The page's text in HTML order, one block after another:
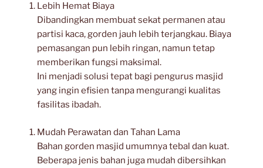
Lebih Hemat Biaya
Dibandingkan membuat sekat permanen atau
partisi kaca, gorden jauh lebih terjangkau. Biaya
pemasangan pun lebih ringan, namun tetap
memberikan fungsi maksimal.
Ini menjadi solusi tepat bagi pengurus masjid
yang ingin efisien tanpa mengurangi kualitas
fasilitas ibadah.
Mudah Perawatan dan Tahan Lama
Bahan gorden masjid umumnya tebal dan kuat.
Beberapa jenis bahan juga mudah dibersihkan